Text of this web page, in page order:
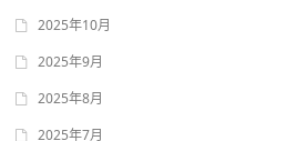
2025年10月
2025年9月
2025年8月
2025年7月